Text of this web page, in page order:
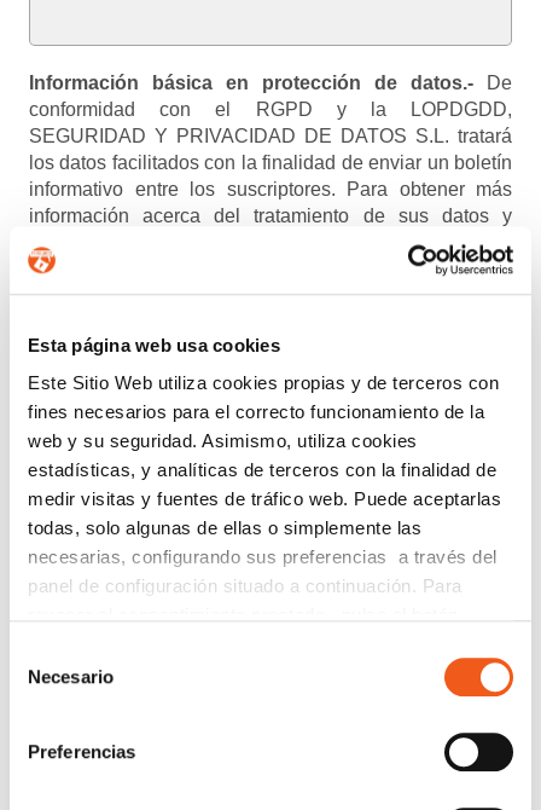
Esta página web usa cookies
Este Sitio Web utiliza cookies propias y de terceros con
fines necesarios para el correcto funcionamiento de la
web y su seguridad. Asimismo, utiliza cookies
estadísticas, y analíticas de terceros con la finalidad de
medir visitas y fuentes de tráfico web. Puede aceptarlas
todas, solo algunas de ellas o simplemente las
necesarias, configurando sus preferencias a través del
panel de configuración situado a continuación. Para
consultar nuestra política de cookies
política de cookies
Necesario
Preferencias
Información básica en protección de datos.- De
conformidad con el RGPD y la LOPDGDD,
SEGURIDAD Y PRIVACIDAD DE DATOS S.L. tratará
los datos facilitados con la finalidad de enviar un boletín
informativo entre los suscriptores. Para obtener más
información acerca del tratamiento de sus datos y
ejercer sus derechos, visite nuestra
política de privacidad
ENTIENDO Y ACEPTO el tratamiento de mis
con mayor detalle en la Política de Privacidad.
AUTORIZO el envío de comunicaciones
comerciales.
Enviar
Buscar:
CATEGORÍAS
AVISOS